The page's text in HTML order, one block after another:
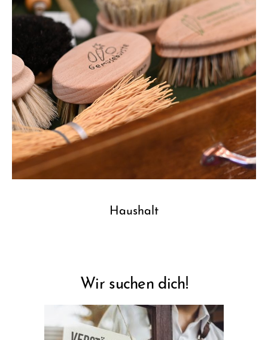
Haushalt
Wir suchen dich!